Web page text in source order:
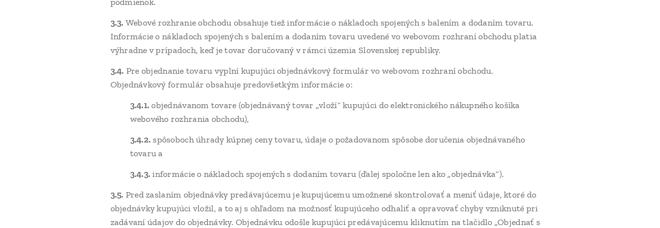
3.3. Webové rozhranie obchodu obsahuje tiež informácie o nákladoch spojených s balením a dodaním tovaru.
Informácie o nákladoch spojených s balením a dodaním tovaru uvedené vo webovom rozhraní obchodu platia
výhradne v prípadoch, keď je tovar doručovaný v rámci územia Slovenskej republiky.
3.4. Pre objednanie tovaru vyplní kupujúci objednávkový formulár vo webovom rozhraní obchodu.
Objednávkový formulár obsahuje predovšetkým informácie o:
3.4.1.objednávanom tovare (objednávaný tovar „vloží“ kupujúci do elektronického nákupného košíka
webového rozhrania obchodu),
3.4.2.spôsoboch úhrady kúpnej ceny tovaru, údaje o požadovanom spôsobe doručenia objednávaného
tovaru a
3.4.3.informácie o nákladoch spojených s dodaním tovaru (ďalej spoločne len ako „objednávka“).
3.5. Pred zaslaním objednávky predávajúcemu je kupujúcemu umožnené skontrolovať a meniť údaje, ktoré do
objednávky kupujúci vložil, a to aj s ohľadom na možnosť kupujúceho odhaliť a opravovať chyby vzniknuté pri
zadávaní údajov do objednávky. Objednávku odošle kupujúci predávajúcemu kliknutím na tlačidlo „Objednať s